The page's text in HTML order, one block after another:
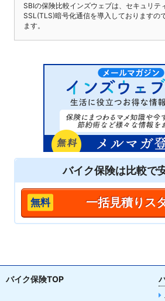
SBIの保険比較インズウェブは、セキュリテ
SSL(TLS)暗号化通信を導入しておりますの
ます。
バイク保険は比較で
一括見積りス
バイク保険TOP